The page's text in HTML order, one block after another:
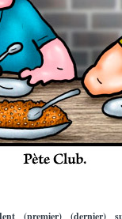
(premier) (dernier)